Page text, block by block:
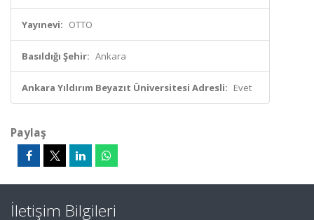
Yayınevi: OTTO
Basıldığı Şehir: Ankara
Ankara Yıldırım Beyazıt Üniversitesi Adresli: Evet
Paylaş
İletişim Bilgileri